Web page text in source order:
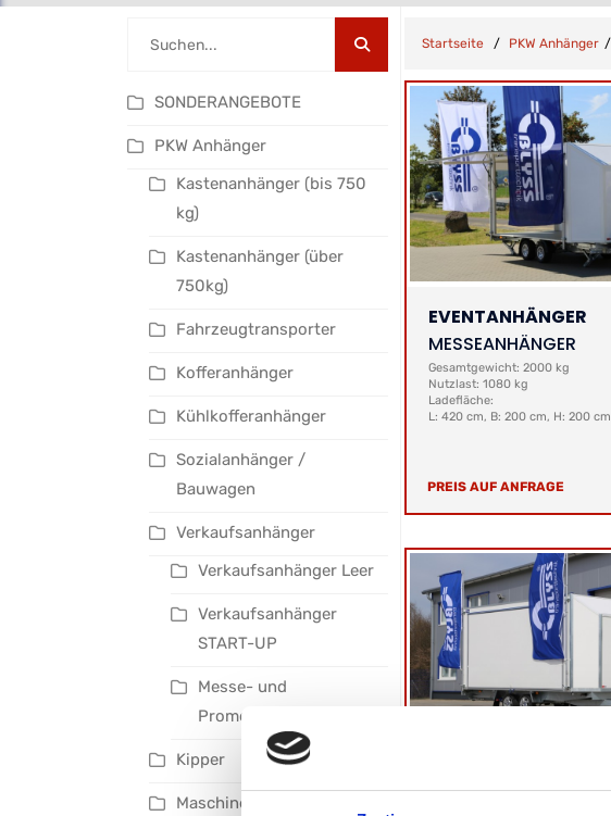
SONDERANGEBOTE
PKW Anhänger
Kastenanhänger (bis 750
kg)
Kastenanhänger (über
750kg)
Fahrzeugtransporter
Kofferanhänger
Kühlkofferanhänger
Sozialanhänger /
Bauwagen
Verkaufsanhänger
Verkaufsanhänger Leer
Verkaufsanhänger
START-UP
Messe- und
Promotionfahrzeuge
Kipper
Maschinentransporter
Startseite PKW Anhänger
EVENTANHÄNGER
MESSEANHÄNGER
Gesamtgewicht: 2000 kg
Nutzlast: 1080 kg
Ladefläche:
L: 420 cm, B: 200 cm, H: 200 cm
PREIS AUF ANFRAGE
MESSEANHÄNGER